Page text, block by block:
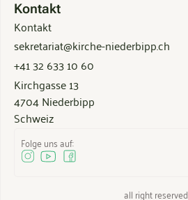
Kontakt
Kontakt
sekretariat@kirche-niederbipp.ch
+41 32 633 10 60
Kirchgasse 13
4704 Niederbipp
Schweiz
Folge uns auf:
all right reserved